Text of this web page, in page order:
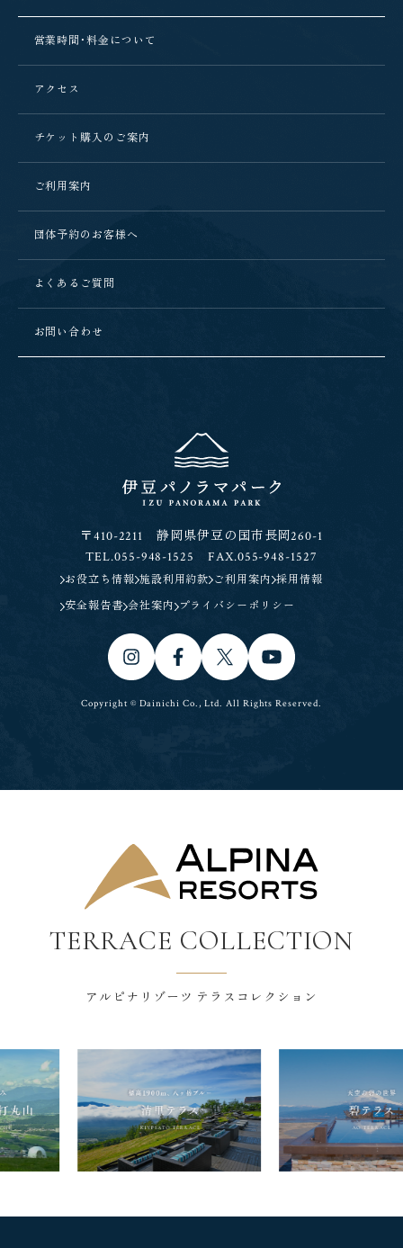
営業時間・料金について
アクセス
チケット購入のご案内
ご利用案内
団体予約のお客様へ
よくあるご質問
お問い合わせ
〒410-2211 静岡県伊豆の国市長岡260-1
TEL.055-948-1525 FAX.055-948-1527
お役立ち情報 施設利用約款 ご利用案内 採用情報
安全報告書 会社案内 プライバシーポリシー
Copyright © Dainichi Co., Ltd. All Rights Reserved.
TERRACE COLLECTION
アルピナリゾーツ テラスコレクション